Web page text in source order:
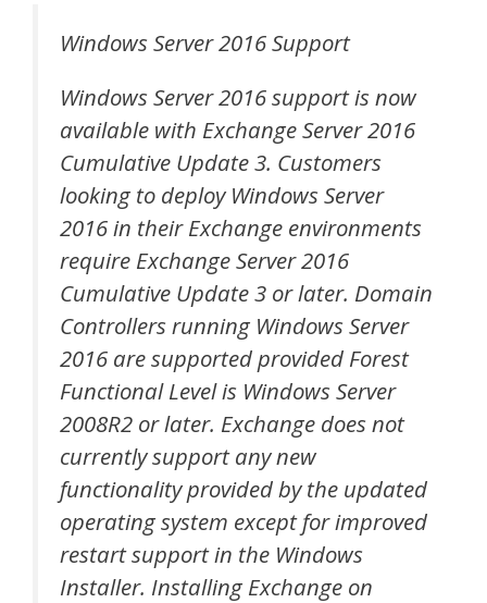
Windows Server 2016 Support
Windows Server 2016 support is now
available with Exchange Server 2016
Cumulative Update 3. Customers
looking to deploy Windows Server
2016 in their Exchange environments
require Exchange Server 2016
Cumulative Update 3 or later. Domain
Controllers running Windows Server
2016 are supported provided Forest
Functional Level is Windows Server
2008R2 or later. Exchange does not
currently support any new
functionality provided by the updated
operating system except for improved
restart support in the Windows
Installer. Installing Exchange on